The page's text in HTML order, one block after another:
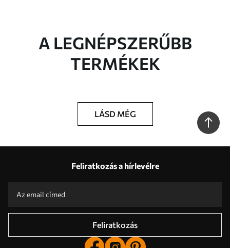
A LEGNÉPSZERŰBB
TERMÉKEK
LÁSD MÉG
Feliratkozás a hírlevélre
Feliratkozás